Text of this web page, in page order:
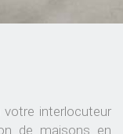
votre interlocuteur
de maisons en